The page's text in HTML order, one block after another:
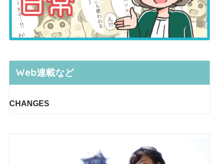
Web連載など
CHANGES